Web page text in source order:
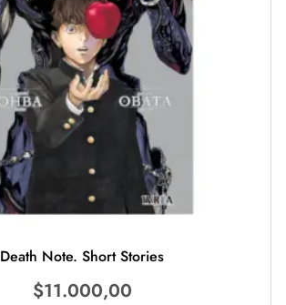
Death Note. Short Stories
$11.000,00